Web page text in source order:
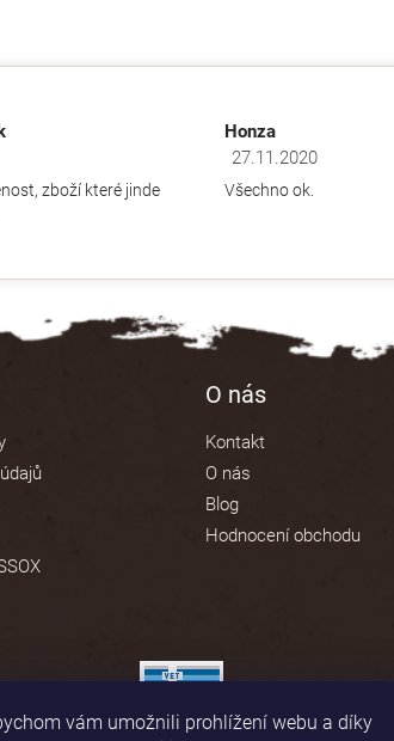
vám umožnili prohlížení webu a díky
je 5 z 5 hvězdiček.
zboží které jinde
Honza
Hodnocení obchodu je
27.11.2020
Všechno ok.
O nás
Kontakt
O nás
Blog
Hodnocení obchodu